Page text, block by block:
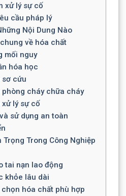
xử lý sự cố
cầu pháp lý
Nội Dung Nào
về hóa chất
mối nguy
hóa học
sơ cứu
phòng cháy chữa cháy
xử lý sự cố
sử dụng an toàn
Trọng Trong Công Nghiệp
tai nạn lao động
khỏe lâu dài
hóa chất phù hợp